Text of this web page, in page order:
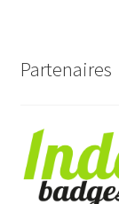
Partenaires